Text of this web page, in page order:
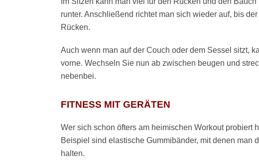
runter. Anschließend richtet man sich wieder auf, bis
Rücken.
Auch wenn man auf der Couch oder dem Sessel sitzt,
vorne. Wechseln Sie nun ab zwischen beugen und
nebenbei.
FITNESS MIT GERÄTEN
Wer sich schon öfters am heimischen Workout probiert
Beispiel sind elastische Gummibänder, mit denen man
halten.